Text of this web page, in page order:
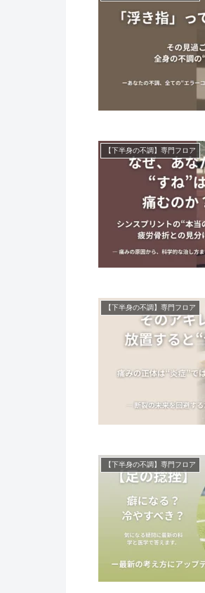
【下半身の不調】専門フロア
【下半身の不調】専門フロア
【下半身の不調】専門フロア